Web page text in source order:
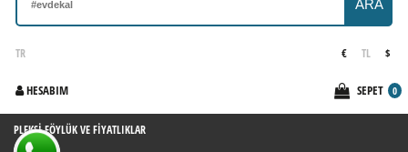
ARA
TR
HESABIM
€ TL $
SEPET 0
PLEKSI FÖYLÜK VE FIYATLIKLAR